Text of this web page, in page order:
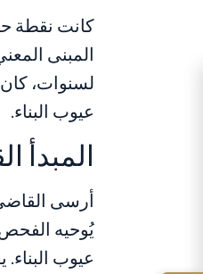
كانت نقطة
المبنى
لسنوات،
عيوب البناء.
المبدأ
أرسى
يُوحيه
عيوب